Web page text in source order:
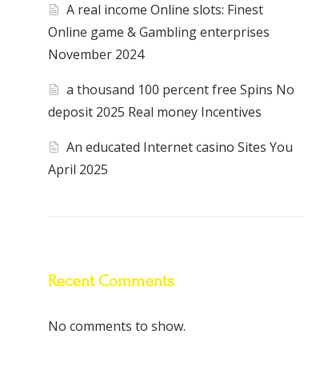
A real income Online slots: Finest
Online game & Gambling enterprises
November 2024
a thousand 100 percent free Spins No
deposit 2025 Real money Incentives
An educated Internet casino Sites You
April 2025
Recent Comments
No comments to show.